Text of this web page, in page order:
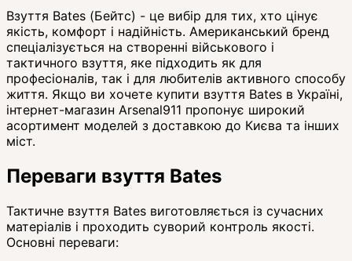
Взуття Bates (Бейтс) - це вибір для тих, хто цінує
якість, комфорт і надійність. Американський бренд
спеціалізується на створенні військового і
тактичного взуття, яке підходить як для
професіоналів, так і для любителів активного способу
життя. Якщо ви хочете купити взуття Bates в Україні,
інтернет-магазин Arsenal911 пропонує широкий
асортимент моделей з доставкою до Києва та інших
міст.
Переваги взуття Bates
Тактичне взуття Bates виготовляється із сучасних
матеріалів і проходить суворий контроль якості.
Основні переваги: